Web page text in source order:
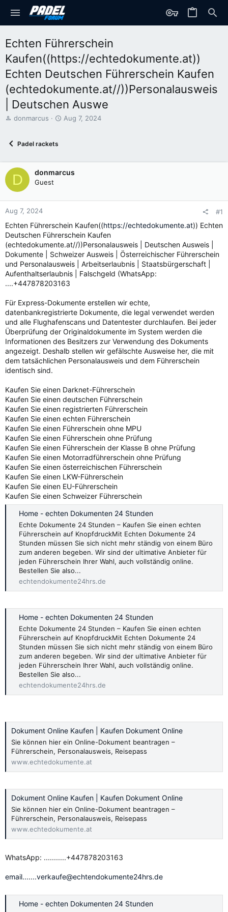
Echten Führerschein
Kaufen((https://echtedokumente.at))
Echten Deutschen Führerschein Kaufen
(echtedokumente.at//))Personalausweis
| Deutschen Auswe
T
d
a
r
t
r
donmarcus
S
d
a
Aug 7, 2024
Padel rackets
D donmarcus
Guest
Aug 7, 2024 #1
Echten Führerschein Kaufen((https://echtedokumente.at)) Echten
Deutschen Führerschein Kaufen
(echtedokumente.at//))Personalausweis | Deutschen Ausweis |
Dokumente | Schweizer Ausweis | Österreichischer Führerschein
und Personalausweis | Arbeitserlaubnis | Staatsbürgerschaft |
Aufenthaltserlaubnis | Falschgeld (WhatsApp:
....+447878203163
Für Express-Dokumente erstellen wir echte,
datenbankregistrierte Dokumente, die legal verwendet werden
und alle Flughafenscans und Datentester durchlaufen. Bei jeder
Überprüfung der Originaldokumente im System werden die
Informationen des Besitzers zur Verwendung des Dokuments
angezeigt. Deshalb stellen wir gefälschte Ausweise her, die mit
dem tatsächlichen Personalausweis und dem Führerschein
identisch sind.
Kaufen Sie einen Darknet-Führerschein
Kaufen Sie einen deutschen Führerschein
Kaufen Sie einen registrierten Führerschein
Kaufen Sie einen echten Führerschein
Kaufen Sie einen Führerschein ohne MPU
Kaufen Sie einen Führerschein ohne Prüfung
Kaufen Sie einen Führerschein der Klasse B ohne Prüfung
Kaufen Sie einen Motorradführerschein ohne Prüfung
Kaufen Sie einen österreichischen Führerschein
Kaufen Sie einen LKW-Führerschein
Kaufen Sie einen EU-Führerschein
Kaufen Sie einen Schweizer Führerschein
Home - echten Dokumenten 24 Stunden
Echte Dokumente 24 Stunden – Kaufen Sie einen echten
Führerschein auf KnopfdruckMit Echten Dokumente 24
Stunden müssen Sie sich nicht mehr ständig von einem Büro
zum anderen begeben. Wir sind der ultimative Anbieter für
jeden Führerschein Ihrer Wahl, auch vollständig online.
Bestellen Sie also...
echtendokumente24hrs.de
Home - echten Dokumenten 24 Stunden
Echte Dokumente 24 Stunden – Kaufen Sie einen echten
Führerschein auf KnopfdruckMit Echten Dokumente 24
Stunden müssen Sie sich nicht mehr ständig von einem Büro
zum anderen begeben. Wir sind der ultimative Anbieter für
jeden Führerschein Ihrer Wahl, auch vollständig online.
Bestellen Sie also...
echtendokumente24hrs.de
Dokument Online Kaufen | Kaufen Dokument Online
Sie können hier ein Online-Dokument beantragen –
Führerschein, Personalausweis, Reisepass
www.echtedokumente.at
Dokument Online Kaufen | Kaufen Dokument Online
Sie können hier ein Online-Dokument beantragen –
Führerschein, Personalausweis, Reisepass
www.echtedokumente.at
WhatsApp: ...........+447878203163
email.......verkaufe@echtendokumente24hrs.de
Home - echten Dokumenten 24 Stunden